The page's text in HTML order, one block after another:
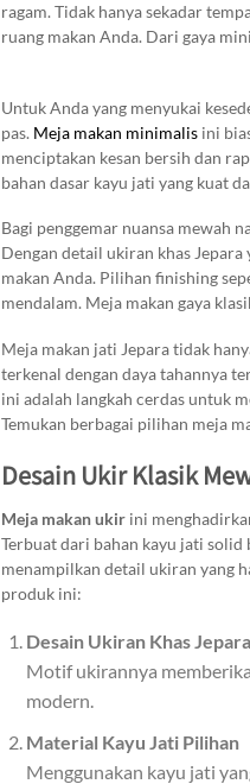
ragam. Tidak hanya sekadar
ruang makan Anda. Dari gaya
Untuk Anda yang menyukai
pas. Meja makan minimalis ini
menciptakan kesan bersih dan
bahan dasar kayu jati yang kuat
Bagi penggemar nuansa mewah
Dengan detail ukiran khas Jepara
makan Anda. Pilihan finishing
mendalam. Meja makan gaya
Meja makan jati Jepara tidak
terkenal dengan daya tahannya
ini adalah langkah cerdas untuk
Temukan berbagai pilihan meja
Desain Ukir Klasik
Meja makan ukir ini
Terbuat dari bahan kayu jati
menampilkan detail ukiran yang
produk ini:
Desain Ukiran Khas Jepara
Motif ukirannya
modern.
Material Kayu Jati Pilihan
Menggunakan kayu jati